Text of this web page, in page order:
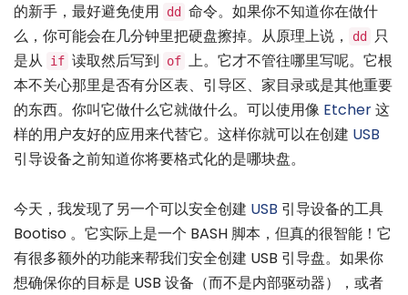
的新手，最好避免使用
dd
命令。如果你不知道你在做什
么，你可能会在几分钟里把硬盘擦掉。从原理上说，
dd
只
是从 if 读取然后写到 of 上。它才不管往哪里写呢。它根
本不关心那里是否有分区表、引导区、家目录或是其他重要
的东西。你叫它做什么它就做什么。可以使用像 Etcher这
样的用户友好的应用来代替它。这样你就可以在创建 USB
引导设备之前知道你将要格式化的是哪块盘。
今天，我发现了另一个可以安全创建 USB 引导设备的工具
Bootiso 。它实际上是一个 BASH 脚本，但真的很智能！它
有很多额外的功能来帮我们安全创建 USB 引导盘。如果你
想确保你的目标是 USB 设备（而不是内部驱动器），或者